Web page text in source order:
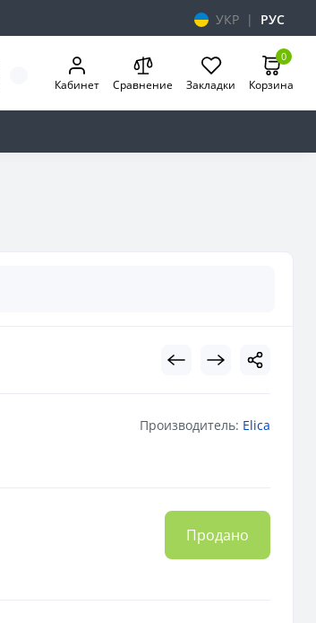
УКР | РУС
Кабинет Сравнение Закладки
0
Корзина
Производитель: Elica
Продано